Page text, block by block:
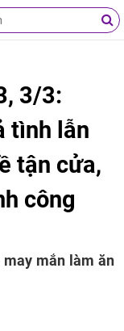
3/3:
tình lẫn
tận cửa,
công
mắn làm ăn